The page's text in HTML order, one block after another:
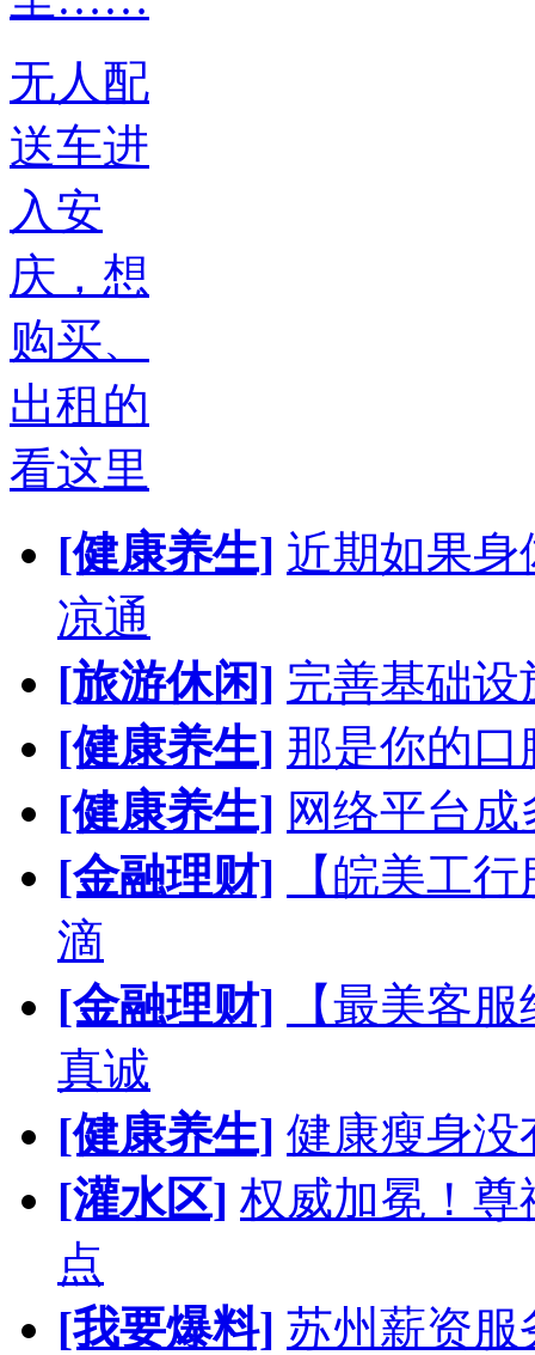
无人配
送车进
入安
庆，想
购买、
出租的
看这里
[健康养生] 近期如果
凉通
[旅游休闲] 完善基础
[健康养生] 那是你的口
[健康养生] 网络平台
[金融理财]
【皖美工
滴
[金融理财]
【最美客
真诚
[健康养生] 健康瘦身没
[灌水区] 权威加冕！
点
[我要爆料] 苏州薪资服